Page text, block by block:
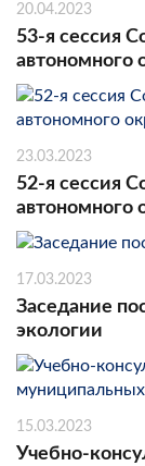
20.04.2023
53-я сессия
автономного
23.03.2023
52-я сессия
автономного
17.03.2023
Заседание
экологии
15.03.2023
Учебно-